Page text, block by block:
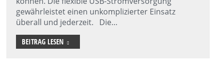
gewährleistet einen unkomplizierter Einsatz
überall und jederzeit. Die…
BEITRAG LESEN